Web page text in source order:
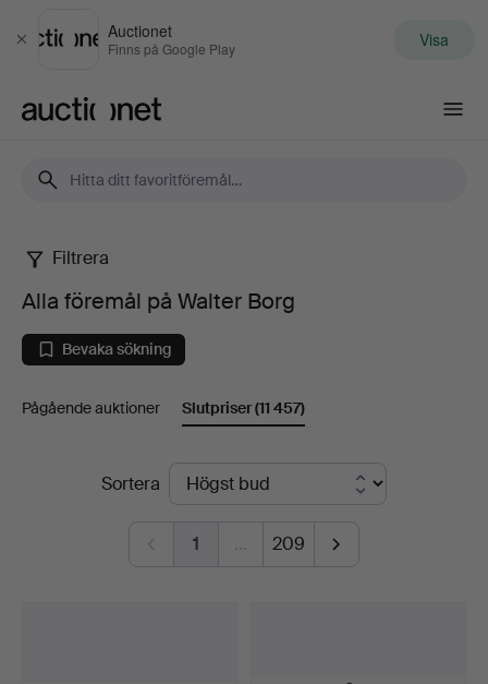
Stäng
Auctionet
Finns på Google Play Visa
Alla
föremål
på
Walter
Filtrera
Alla föremål på Walter Borg
Bevaka sökning
Pågående auktioner Slutpriser(11 457)
SlutpriserSortera
1 … 209